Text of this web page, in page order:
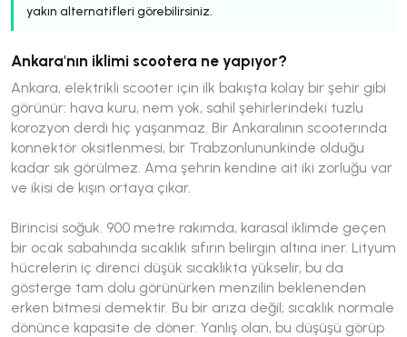
yakın alternatifleri görebilirsiniz.
Ankara'nın iklimi scootera ne yapıyor?
Ankara, elektrikli scooter için ilk bakışta kolay bir şehir gibi
görünür: hava kuru, nem yok, sahil şehirlerindeki tuzlu
korozyon derdi hiç yaşanmaz. Bir Ankaralının scooterında
konnektör oksitlenmesi, bir Trabzonlununkinde olduğu
kadar sık görülmez. Ama şehrin kendine ait iki zorluğu var
ve ikisi de kışın ortaya çıkar.
Birincisi soğuk. 900 metre rakımda, karasal iklimde geçen
bir ocak sabahında sıcaklık sıfırın belirgin altına iner. Lityum
hücrelerin iç direnci düşük sıcaklıkta yükselir, bu da
gösterge tam dolu görünürken menzilin beklenenden
erken bitmesi demektir. Bu bir arıza değil; sıcaklık normale
dönünce kapasite de döner. Yanlış olan, bu düşüşü görüp